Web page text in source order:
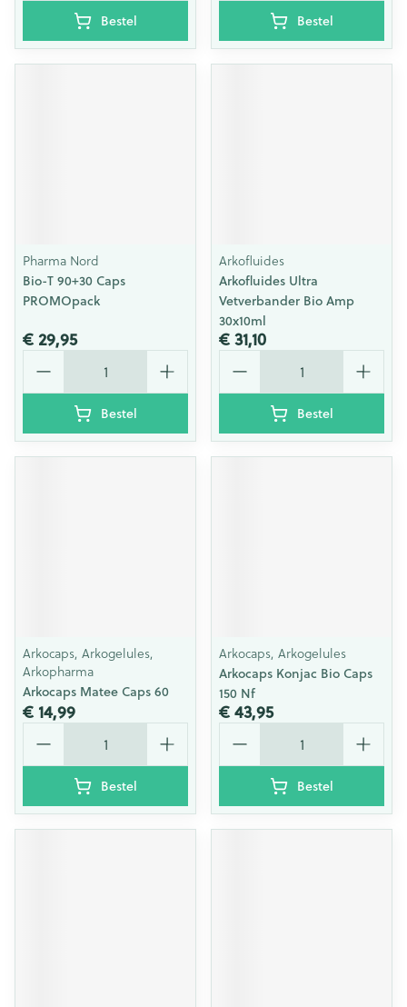
Bestel Bestel
Pharma Nord
Bio-T 90+30 Caps
PROMOpack
€ 29,95
Aantal
Bestel
Arkofluides
Arkofluides Ultra
Vetverbander Bio Amp
30x10ml
€ 31,10
Aantal
Bestel
Arkocaps, Arkogelules,
Arkopharma
Arkocaps Matee Caps 60
€ 14,99
Aantal
Bestel
Arkocaps, Arkogelules
Arkocaps Konjac Bio Caps
150 Nf
€ 43,95
Aantal
Bestel